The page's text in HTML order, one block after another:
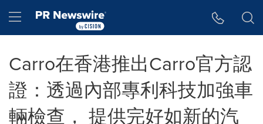
Hamburger menu
Carro在香港推出Carro官方認
證：透過內部專利科技加強車
輛檢查， 提供完好如新的汽